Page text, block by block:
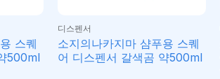
스퀘
500ml
디스펜서
소지의나카지마 샴푸용 스퀘
어 디스펜서 갈색곰 약500ml